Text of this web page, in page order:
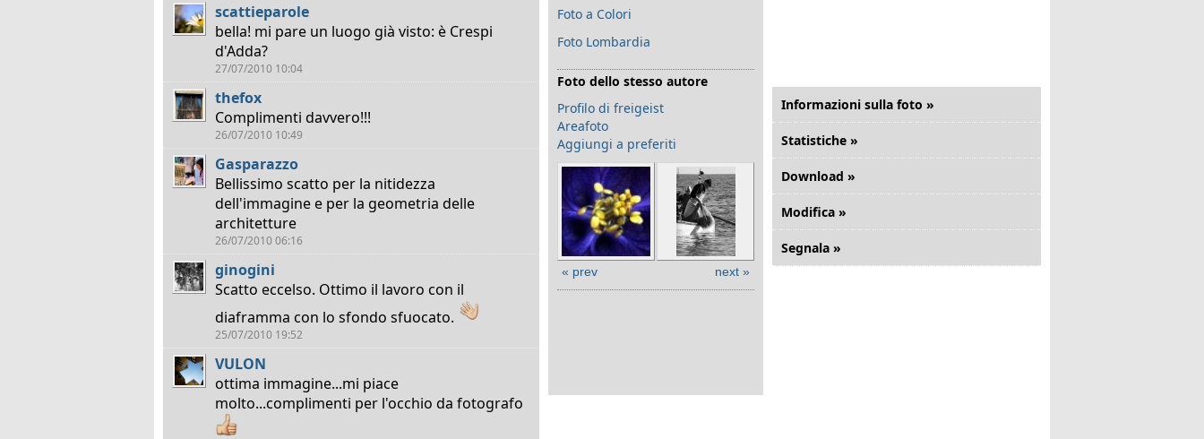
scattieparole
bella! mi pare un luogo già visto: è Crespi
d'Adda?
27/07/2010 10:04
thefox
Complimenti davvero!!!
26/07/2010 10:49
Gasparazzo
Bellissimo scatto per la nitidezza
dell'immagine e per la geometria delle
architetture
26/07/2010 06:16
ginogini
Scatto eccelso. Ottimo il lavoro con il
diaframma con lo sfondo sfuocato.
25/07/2010 19:52
VULON
ottima immagine...mi piace
molto...complimenti per l'occhio da fotografo
Foto a Colori
Foto Lombardia
Foto dello stesso autore
Profilo di freigeist
Areafoto
Aggiungi a preferiti
« prev next »
Informazioni sulla foto »
Statistiche »
Download »
Modifica »
Segnala »